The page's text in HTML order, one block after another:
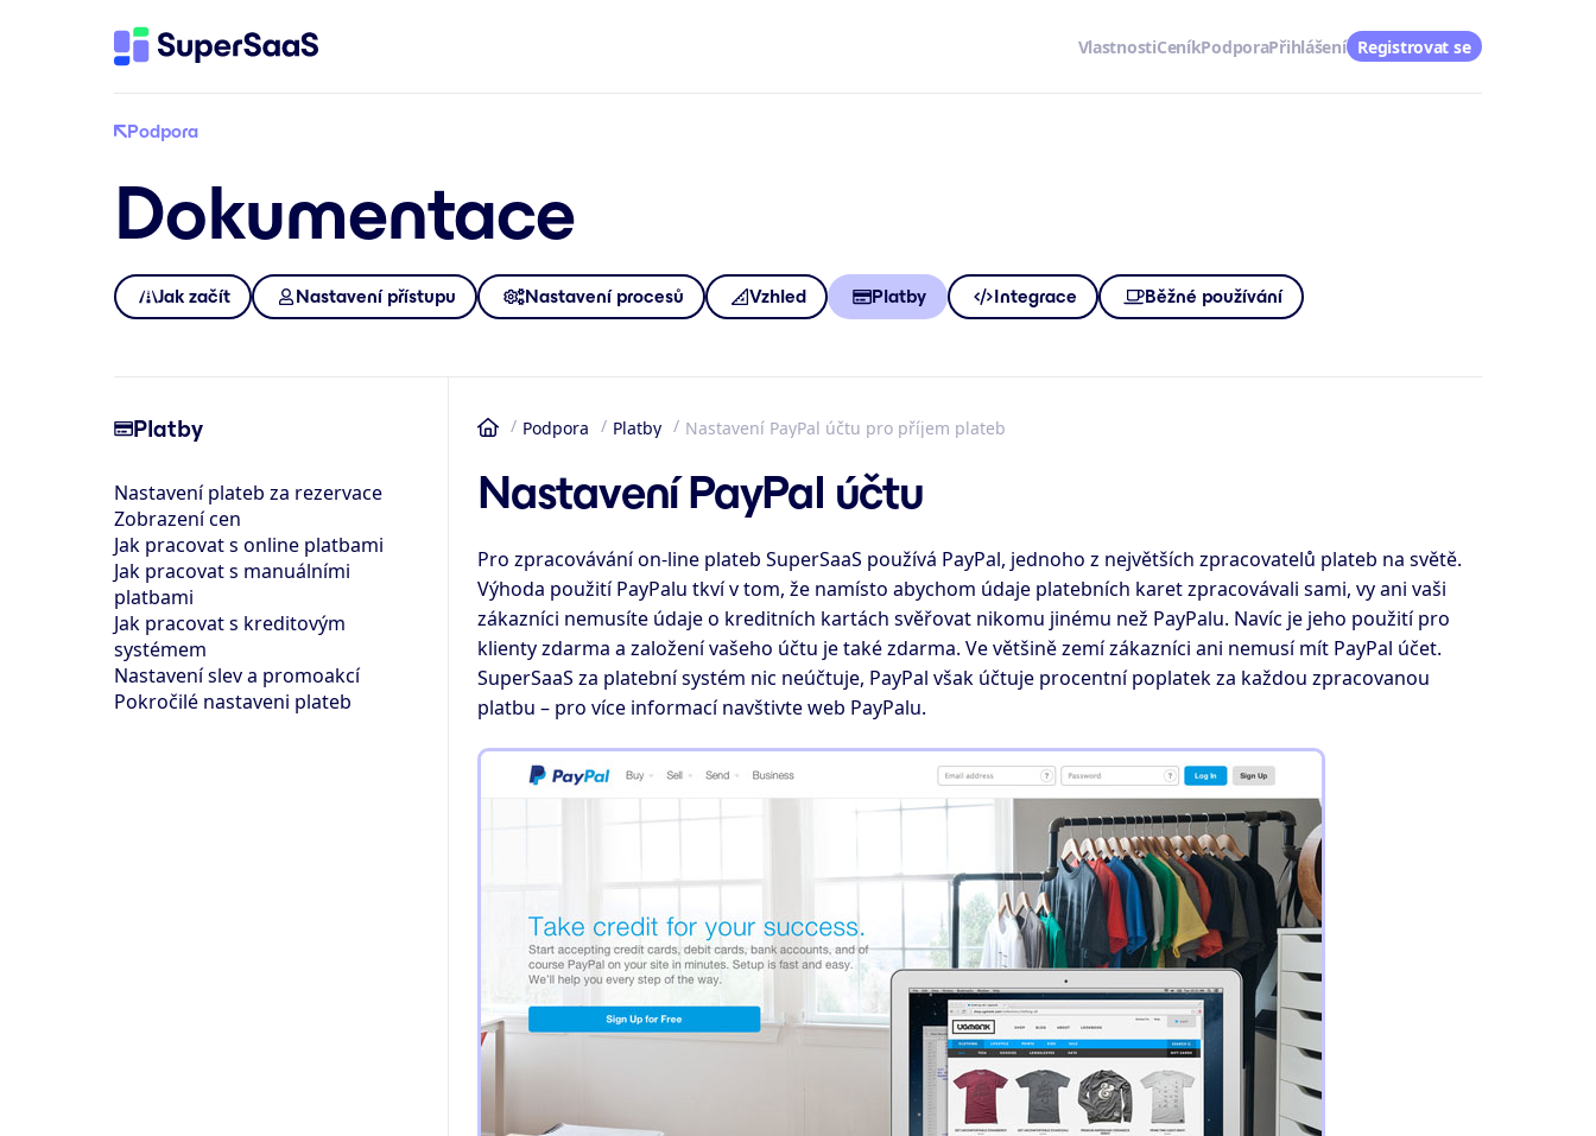
VlastnostiCeníkPodporaPřihlášení Registrovat se
Podpora
Dokumentace
Jak začít Nastavení přístupu Nastavení procesů Vzhled Platby Integrace Běžné používání
Platby
Nastavení plateb za rezervace
Zobrazení cen
Jak pracovat s online platbami
Jak pracovat s manuálními
platbami
Jak pracovat s kreditovým
systémem
Nastavení slev a promoakcí
Pokročilé nastaveni plateb
Domů
Podpora Platby Nastavení PayPal účtu pro příjem plateb
Nastavení PayPal účtu
Pro zpracovávání on-line plateb SuperSaaS používá PayPal, jednoho z největších zpracovatelů plateb na světě.
Výhoda použití PayPalu tkví v tom, že namísto abychom údaje platebních karet zpracovávali sami, vy ani vaši
zákazníci nemusíte údaje o kreditních kartách svěřovat nikomu jinému než PayPalu. Navíc je jeho použití pro
klienty zdarma a založení vašeho účtu je také zdarma. Ve většině zemí zákazníci ani nemusí mít PayPal účet.
SuperSaaS za platební systém nic neúčtuje, PayPal však účtuje procentní poplatek za každou zpracovanou
platbu – pro více informací navštivte web PayPalu.